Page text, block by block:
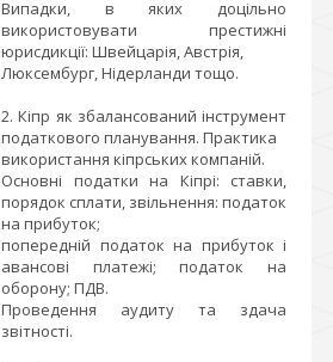
Випадки, в яких доцільно
використовувати престижні
юрисдикції: Швейцарія, Австрія,
Люксембург, Нідерланди тощо.
2. Кіпр як збалансований інструмент
податкового планування. Практика
використання кіпрських компаній.
Основні податки на Кіпрі: ставки,
порядок сплати, звільнення: податок
на прибуток;
попередній податок на прибуток і
авансові платежі; податок на
оборону; ПДВ.
Проведення аудиту та здача
звітності.